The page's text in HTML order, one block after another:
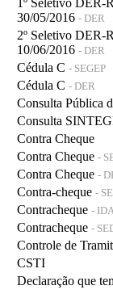
1º Seletivo DER-
30/05/2016 - DER
2º Seletivo DER-
10/06/2016 - DER
Cédula C - SEGEP
Cédula C - DER
Consulta Pública
Consulta
Contra Cheque
Contra Cheque -
Contra Cheque -
Contra-cheque -
Contracheque -
Contracheque -
Controle de
CSTI
Declaração que